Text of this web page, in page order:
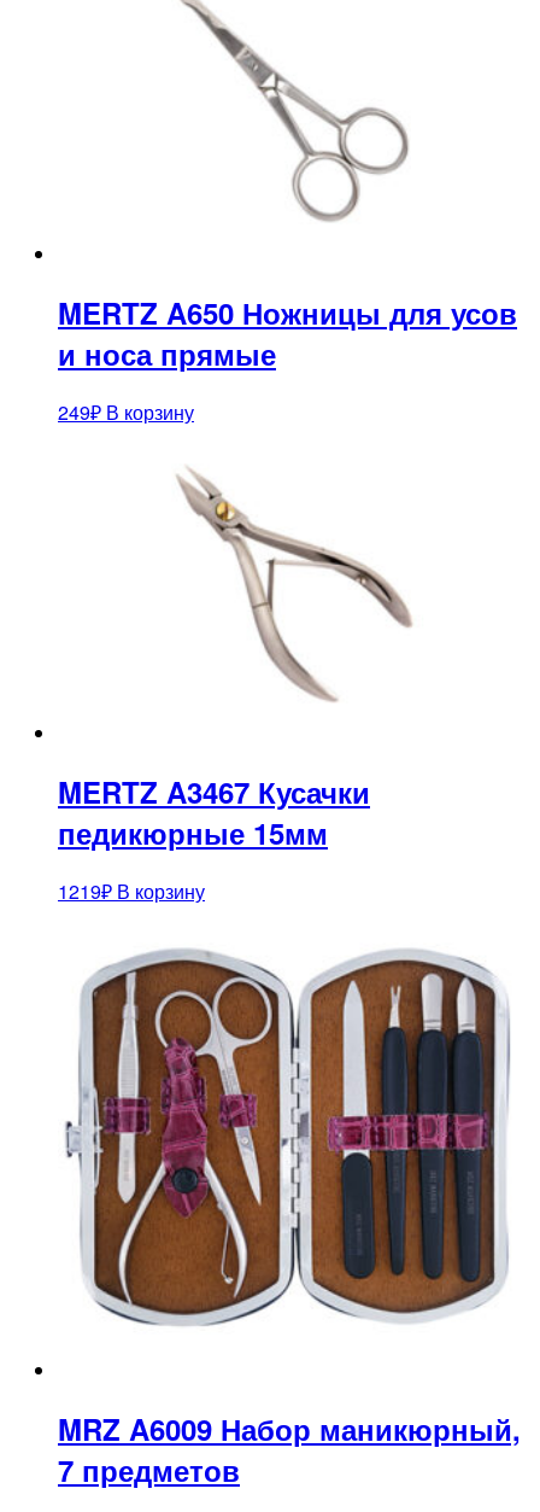
MERTZ A650 Ножницы для усов
и носа прямые
249₽ В корзину
MERTZ A3467 Кусачки
педикюрные 15мм
1219₽ В корзину
MRZ A6009 Набор маникюрный,
7 предметов